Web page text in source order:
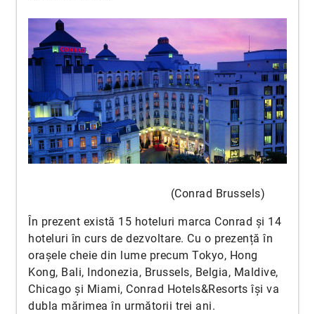
(Conrad Brussels)
În prezent există 15 hoteluri marca Conrad și 14
hoteluri în curs de dezvoltare. Cu o prezență în
orașele cheie din lume precum Tokyo, Hong
Kong, Bali, Indonezia, Brussels, Belgia, Maldive,
Chicago și Miami, Conrad Hotels&Resorts își va
dubla mărimea în următorii trei ani.